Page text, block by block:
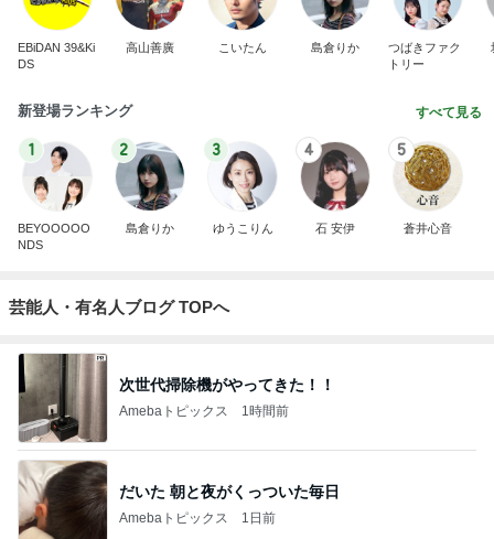
EBiDAN 39&Ki
DS
高山善廣 こいたん 島倉りか
つばきファク
トリー
新登場ランキング すべて見る
1
BEYOOOOO
NDS
2
島倉りか
3
ゆうこりん
4
石 安伊
5
蒼井心音
芸能人・有名人ブログ TOPへ
次世代掃除機がやってきた！！
Amebaトピックス 1時間前
だいた 朝と夜がくっついた毎日
Amebaトピックス 1日前